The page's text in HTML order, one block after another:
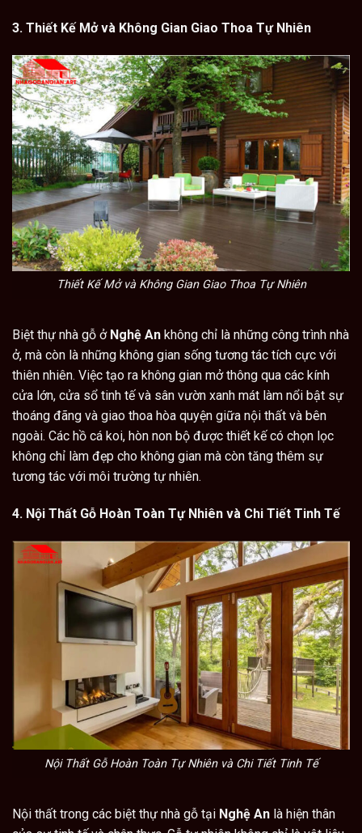
3. Thiết Kế Mở và Không Gian Giao Thoa Tự Nhiên
Thiết Kế Mở và Không Gian Giao Thoa Tự Nhiên
Biệt thự nhà gỗ ở Nghệ An không chỉ là những công trình nhà
ở, mà còn là những không gian sống tương tác tích cực với
thiên nhiên. Việc tạo ra không gian mở thông qua các kính
cửa lớn, cửa sổ tinh tế và sân vườn xanh mát làm nổi bật sự
thoáng đãng và giao thoa hòa quyện giữa nội thất và bên
ngoài. Các hồ cá koi, hòn non bộ được thiết kế có chọn lọc
không chỉ làm đẹp cho không gian mà còn tăng thêm sự
tương tác với môi trường tự nhiên.
4. Nội Thất Gỗ Hoàn Toàn Tự Nhiên và Chi Tiết Tinh Tế
Nội Thất Gỗ Hoàn Toàn Tự Nhiên và Chi Tiết Tinh Tế
Nội thất trong các biệt thự nhà gỗ tại Nghệ An là hiện thân